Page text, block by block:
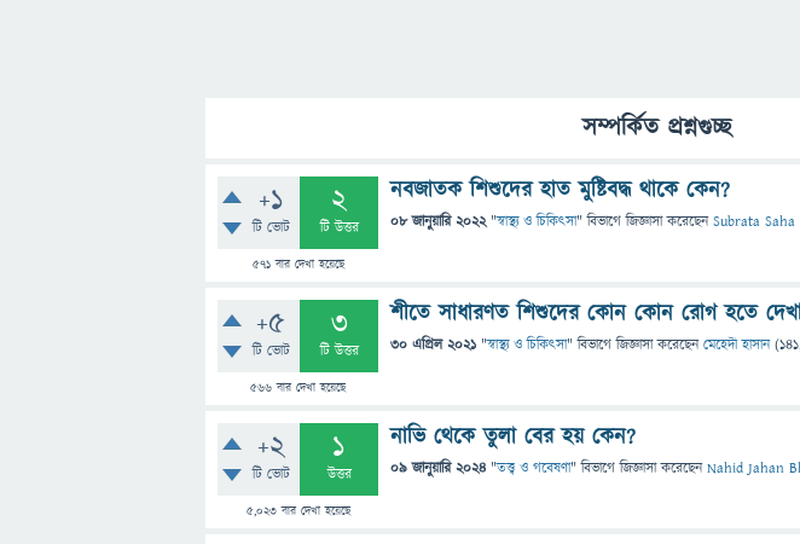
সম্পর্কিত প্রশ্নগুচ্ছ
+1
টি ভোট
2
টি উত্তর
571বার দেখা হয়েছে
নবজাতক শিশুদের হাত মুষ্টিবদ্ধ থাকে কেন?
08 জানুয়ারি 2022 "স্বাস্থ্য ও চিকিৎসা" বিভাগে জিজ্ঞাসাকরেছেনSubrata Saha
+5
টি ভোট
3
টি উত্তর
566 বার দেখা হয়েছে
শীতে সাধারণত শিশুদের কোন কোন রোগ হতে
30 এপ্রিল 2021 "স্বাস্থ্য ও চিকিৎসা" বিভাগে জিজ্ঞাসাকরেছেনমেহেদী হাসান (
+2
টি ভোট
1
উত্তর
5,023বার দেখা হয়েছে
নাভি থেকে তুলা বের হয় কেন?
09 জানুয়ারি 2024 "তত্ত্ব ও গবেষণা" বিভাগে জিজ্ঞাসাকরেছেনNahid Jahan